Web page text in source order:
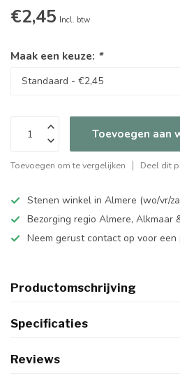
€2,45 Incl. btw
Maak een keuze: *
Toevoegen aan
Toevoegen om te vergelijken Deel dit
Stenen winkel in Almere (wo/vr/
Bezorging regio Almere, Alkmaar
Neem gerust contact op voor een
Productomschrijving
Specificaties
Reviews